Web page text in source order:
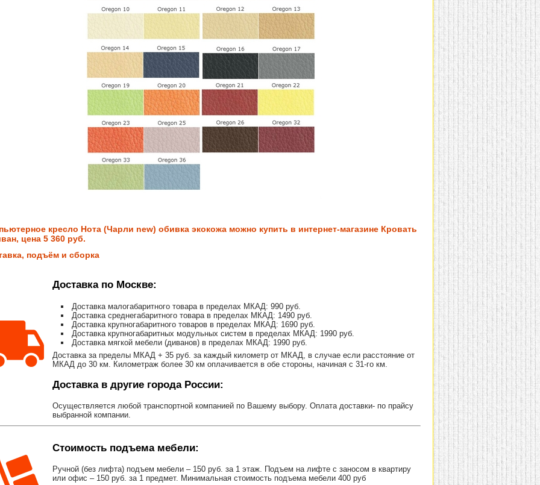
кресло Нота (Чарли new) обивка экокожа можно купить в интернет-магазине Кровать
цена 5 360 руб.
подъём и сборка
Доставка по Москве:
Доставка малогабаритного товара в пределах МКАД: 990 руб.
Доставка среднегабаритного товара в пределах МКАД: 1490 руб.
Доставка крупногабаритного товаров в пределах МКАД: 1690 руб.
Доставка крупногабаритных модульных систем в пределах МКАД: 1990 руб.
Доставка мягкой мебели (диванов) в пределах МКАД: 1990 руб.
Доставка за пределы МКАД + 35 руб. за каждый километр от МКАД, в случае если расстояние от
МКАД до 30 км. Километраж более 30 км оплачивается в обе стороны, начиная с 31-го км.
Доставка в другие города России:
Осуществляется любой транспортной компанией по Вашему выбору. Оплата доставки- по прайсу
выбранной компании.
Стоимость подъема мебели:
Ручной (без лифта) подъем мебели – 150 руб. за 1 этаж. Подъем на лифте с заносом в квартиру
или офис – 150 руб. за 1 предмет. Минимальная стоимость подъема мебели 400 руб